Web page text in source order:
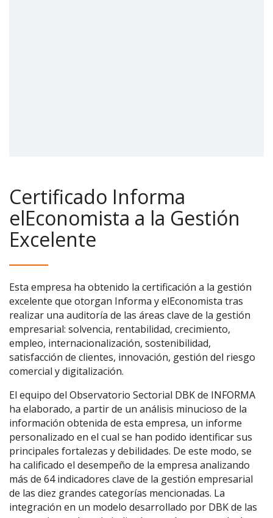
Certificado Informa
elEconomista a la Gestión
Excelente
Esta empresa ha obtenido la certificación a la gestión
excelente que otorgan Informa y elEconomista tras
realizar una auditoría de las áreas clave de la gestión
empresarial: solvencia, rentabilidad, crecimiento,
empleo, internacionalización, sostenibilidad,
satisfacción de clientes, innovación, gestión del riesgo
comercial y digitalización.
El equipo del Observatorio Sectorial DBK de INFORMA
ha elaborado, a partir de un análisis minucioso de la
información obtenida de esta empresa, un informe
personalizado en el cual se han podido identificar sus
principales fortalezas y debilidades. De este modo, se
ha calificado el desempeño de la empresa analizando
más de 64 indicadores clave de la gestión empresarial
de las diez grandes categorías mencionadas. La
integración en un modelo desarrollado por DBK de las